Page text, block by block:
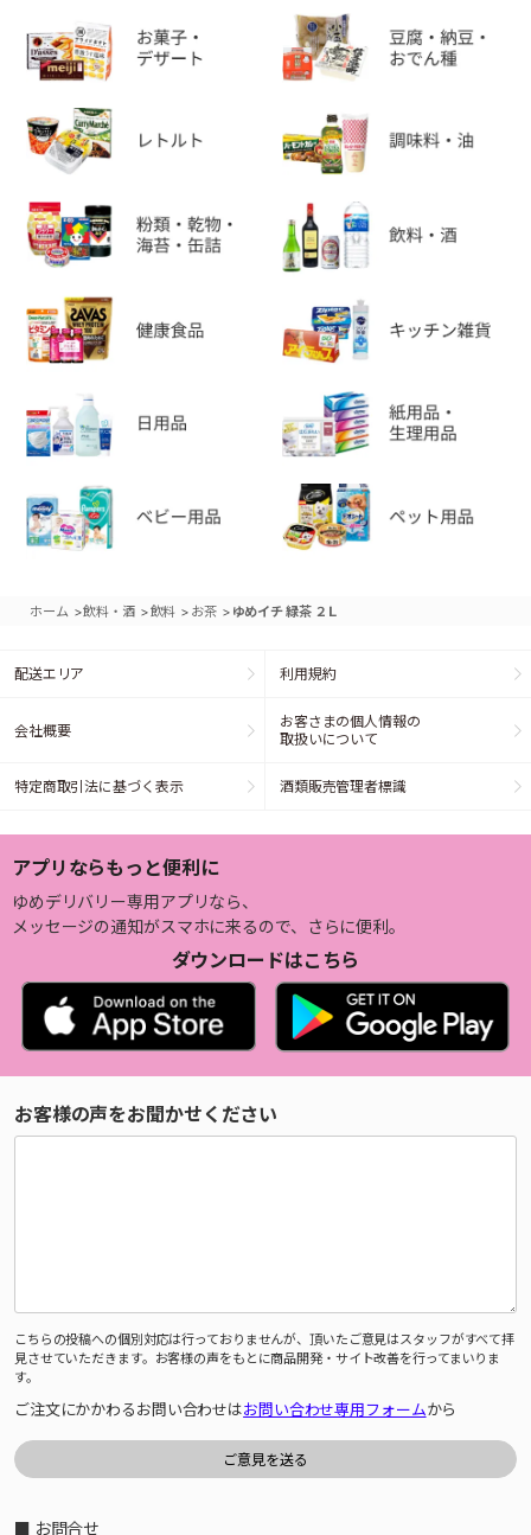
ホーム >飲料・酒 >飲料 > お茶 > ゆめイチ 緑茶 ２Ｌ
配送エリア 利用規約
会社概要
お客さまの個人情報の
取扱いについて
特定商取引法に基づく表示 酒類販売管理者標識
アプリならもっと便利に
ゆめデリバリー専用アプリなら、
メッセージの通知がスマホに来るので、さらに便利。
ダウンロードはこちら
お客様の声をお聞かせください
こちらの投稿への個別対応は行っておりませんが、頂いたご意見はスタッフがすべて拝
見させていただきます。お客様の声をもとに商品開発・サイト改善を行ってまいりま
す。
ご注文にかかわるお問い合わせはお問い合わせ専用フォームから
■ お問合せ